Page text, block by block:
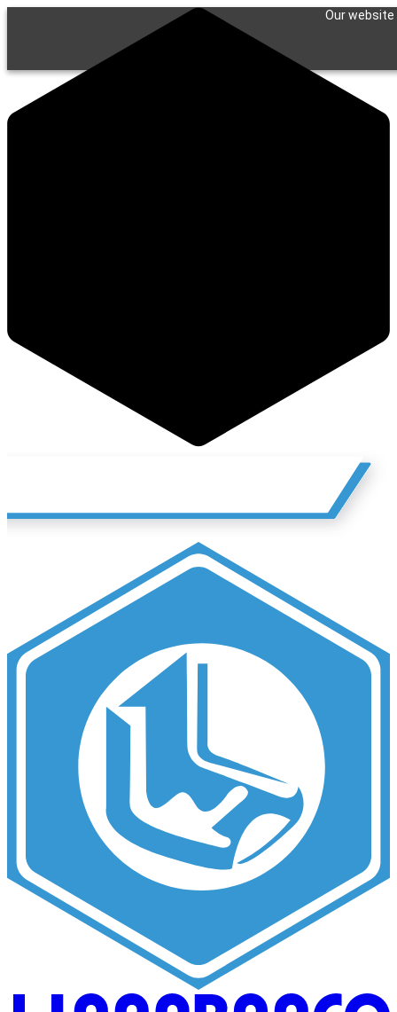
Our website